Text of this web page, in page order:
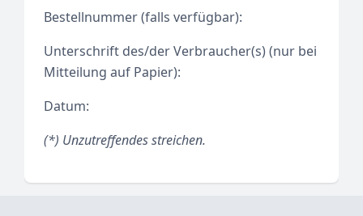
Bestellnummer (falls verfügbar):
Unterschrift des/der Verbraucher(s) (nur bei
Mitteilung auf Papier):
Datum:
(*) Unzutreffendes streichen.